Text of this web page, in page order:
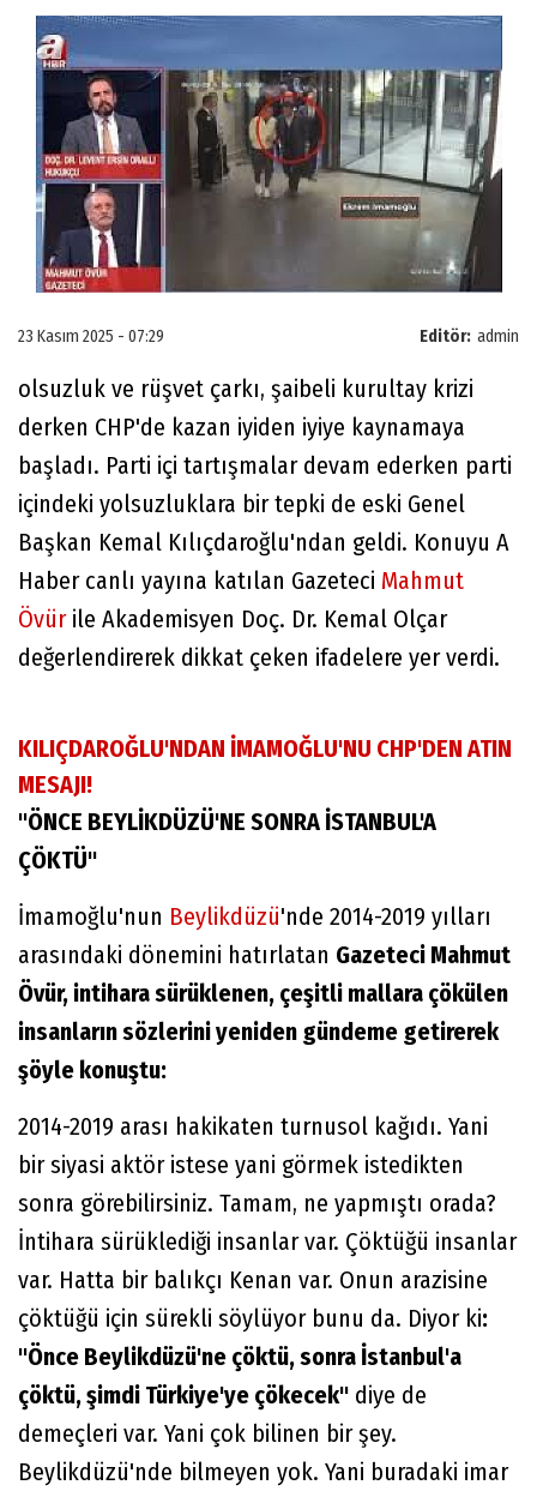
Editör: admin
23 Kasım 2025 - 07:29
olsuzluk ve rüşvet çarkı, şaibeli kurultay krizi
derken CHP'de kazan iyiden iyiye kaynamaya
başladı. Parti içi tartışmalar devam ederken parti
içindeki yolsuzluklara bir tepki de eski Genel
Başkan Kemal Kılıçdaroğlu'ndan geldi. Konuyu A
Haber canlı yayına katılan Gazeteci Mahmut
Övürile Akademisyen Doç. Dr. Kemal Olçar
değerlendirerek dikkat çeken ifadelere yer verdi.
KILIÇDAROĞLU'NDAN İMAMOĞLU'NU CHP'DEN ATIN
MESAJI!
"ÖNCE BEYLİKDÜZÜ'NE SONRA İSTANBUL'A
ÇÖKTÜ"
İmamoğlu'nun Beylikdüzü'nde 2014-2019 yılları
arasındaki dönemini hatırlatan Gazeteci Mahmut
Övür, intihara sürüklenen, çeşitli mallara çökülen
insanların sözlerini yeniden gündeme getirerek
şöyle konuştu:
2014-2019 arası hakikaten turnusol kağıdı. Yani
bir siyasi aktör istese yani görmek istedikten
sonra görebilirsiniz. Tamam, ne yapmıştı orada?
İntihara sürüklediği insanlar var. Çöktüğü insanlar
var. Hatta bir balıkçı Kenan var. Onun arazisine
çöktüğü için sürekli söylüyor bunu da. Diyor ki:
"Önce Beylikdüzü'ne çöktü, sonra İstanbul'a
çöktü, şimdi Türkiye'ye çökecek" diye de
demeçleri var. Yani çok bilinen bir şey.
Beylikdüzü'nde bilmeyen yok. Yani buradaki imar